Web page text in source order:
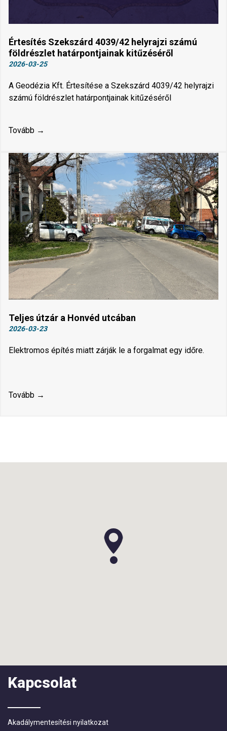
Értesítés Szekszárd 4039/42 helyrajzi számú
földrészlet határpontjainak kitűzéséről
2026-03-25
A Geodézia Kft. Értesítése a Szekszárd 4039/42 helyrajzi
számú földrészlet határpontjainak kitűzéséről
Tovább →
Teljes útzár a Honvéd utcában
2026-03-23
Elektromos építés miatt zárják le a forgalmat egy időre.
Tovább →
Kapcsolat
Akadálymentesítési nyilatkozat